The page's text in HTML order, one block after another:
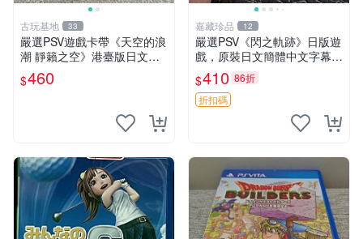
古玩基地 33
嚴選PSV遊戲卡帶《天空的浪
潮 靜籟之空》港臺版日文裸
卡，需聯網遊玩。支援單機雙
人對戰，限索尼PSV機器運
優惠。無退換，請謹
$460
嘉藏珍品 12
嚴選PSV《閃之軌跡》日版遊
戲，原裝日文簡體中文字幕，
附完整盒帶說明書，全新未拆
封狀態 閃之軌跡 PSV 日版盒
帶說明書
$410 86折
折扣碼